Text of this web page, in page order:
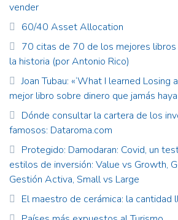
vender
60/40 Asset Allocation
70 citas de 70 de los mejores
la historia (por Antonio Rico)
Joan Tubau: «‘What I learned Losing
mejor libro sobre dinero que jamás
Dónde consultar la cartera de los
famosos: Dataroma.com
Protegido: Damodaran: Covid, un
estilos de inversión: Value vs Growth,
Gestión Activa, Small vs Large
El maestro de cerámica: la cantidad